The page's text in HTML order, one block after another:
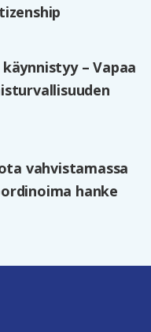
– Vapaa
vahvistamassa
hanke